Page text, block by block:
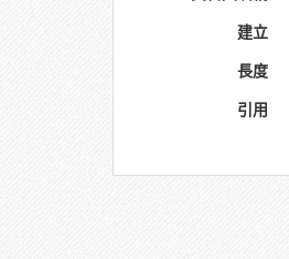
建立
長度
引用